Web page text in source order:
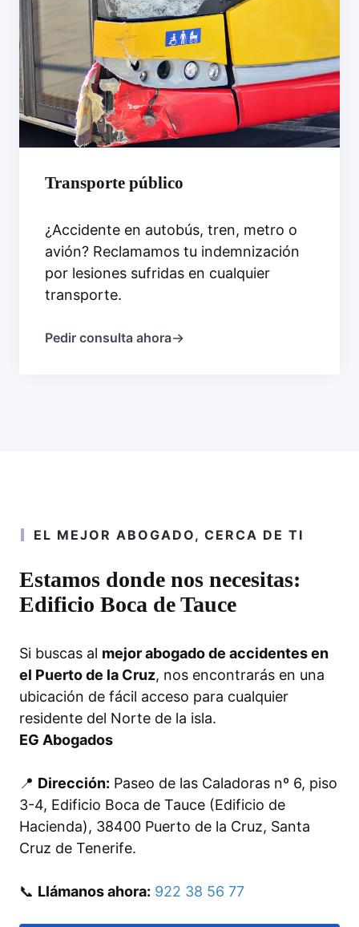
Transporte público
¿Accidente en autobús, tren, metro o
avión? Reclamamos tu indemnización
por lesiones sufridas en cualquier
transporte.
Pedir consulta ahora
EL MEJOR ABOGADO, CERCA DE TI
Estamos donde nos necesitas:
Edificio Boca de Tauce
Si buscas al mejor abogado de accidentes en
el Puerto de la Cruz, nos encontrarás en una
ubicación de fácil acceso para cualquier
residente del Norte de la isla.
EG Abogados
📍 Dirección: Paseo de las Caladoras nº 6, piso
3-4, Edificio Boca de Tauce (Edificio de
Hacienda), 38400 Puerto de la Cruz, Santa
Cruz de Tenerife.
📞 Llámanos ahora: 922 38 56 77